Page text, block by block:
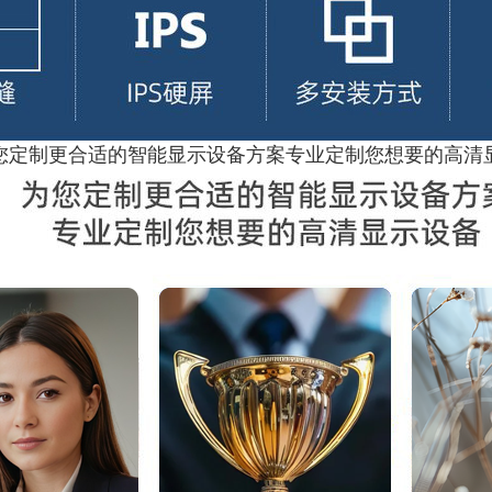
定制更合适的智能显示设备方案专业定制您想要的高清